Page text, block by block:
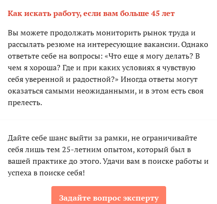
Как искать работу, если вам больше 45 лет
Вы можете продолжать мониторить рынок труда и
рассылать резюме на интересующие вакансии. Однако
ответьте себе на вопросы: «Что еще я могу делать? В
чем я хороша? Где и при каких условиях я чувствую
себя уверенной и радостной?» Иногда ответы могут
оказаться самыми неожиданными, и в этом есть своя
прелесть.
Дайте себе шанс выйти за рамки, не ограничивайте
себя лишь тем 25-летним опытом, который был в
вашей практике до этого. Удачи вам в поиске работы и
успеха в поиске себя!
Задайте вопрос эксперту